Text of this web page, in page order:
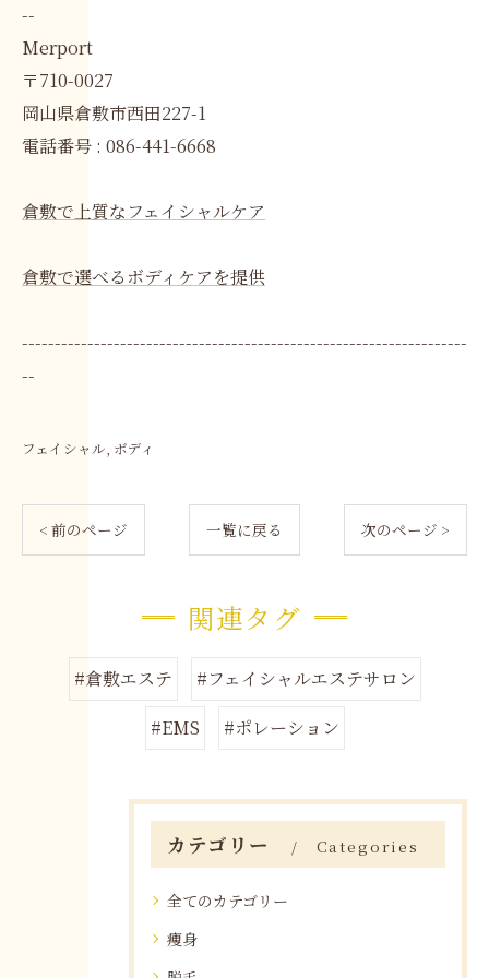
--
Merport
〒710-0027
岡山県倉敷市西田227-1
電話番号 : 086-441-6668
倉敷で上質なフェイシャルケア
倉敷で選べるボディケアを提供
--------------------------------------------------------------------
--
フェイシャル ボディ
< 前のページ 一覧に戻る 次のページ >
関連タグ
#倉敷エステ
#フェイシャルエステサロン
#EMS
#ポレーション
カテゴリー Categories
全てのカテゴリー
痩身